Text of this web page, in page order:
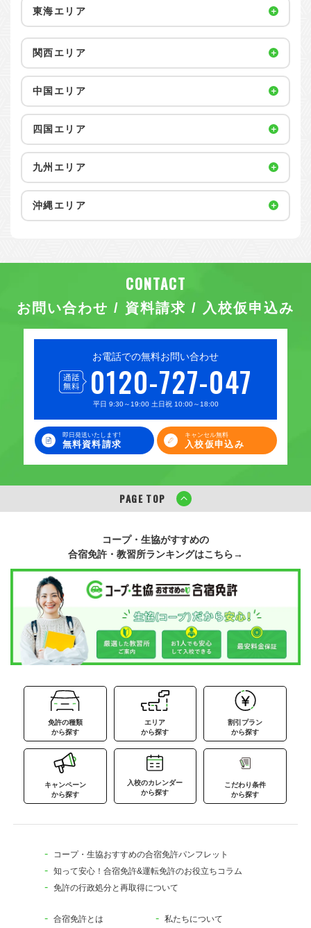
お問い合わせ / 資料請求 / 入校仮申込み
お電話での無料お問い合わせ
0120-727-047
平日 9:30～19:00 土日祝 10:00～18:00
即日発送いたします!
無料資料請求
キャンセル無料
入校仮申込み
東海エリア
関西エリア
中国エリア
四国エリア
九州エリア
沖縄エリア
PAGE TOP
コープ・生協がすすめの
合宿免許・教習所ランキングはこちら→
免許の種類
から探す
エリア
から探す
割引プラン
から探す
キャンペーン
から探す
入校のカレンダー
から探す
こだわり条件
から探す
コープ・生協おすすめの合宿免許パンフレット
知って安心！合宿免許&運転免許のお役立ちコラム
免許の行政処分と再取得について
合宿免許とは 私たちについて